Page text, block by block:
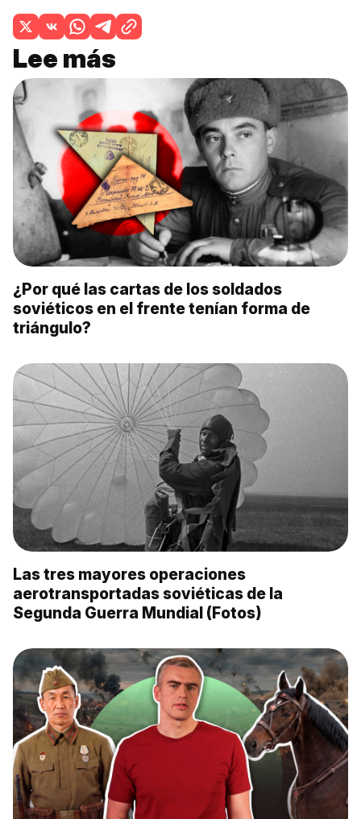
Lee más
¿Por qué las cartas de los soldados
soviéticos en el frente tenían forma de
triángulo?
Las tres mayores operaciones
aerotransportadas soviéticas de la
Segunda Guerra Mundial (Fotos)